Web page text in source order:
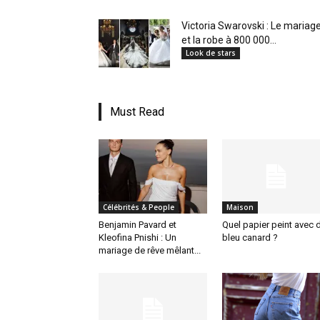
Victoria Swarovski : Le
et la robe à 800 000...
Look de stars
Must Read
Célébrités & People
Benjamin Pavard et
Kleofina Pnishi : Un
mariage de rêve mêlant...
Maison
Quel papier peint avec
bleu canard ?